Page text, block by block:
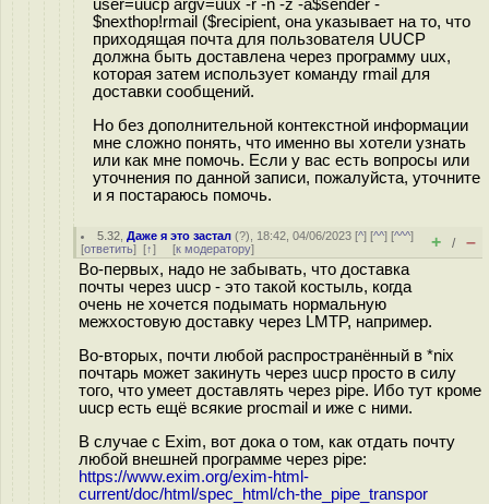
user=uucp argv=uux -r -n -z -a$sender -
$nexthop!rmail ($recipient, она указывает на то, что
приходящая почта для пользователя UUCP
должна быть доставлена через программу uux,
которая затем использует команду rmail для
доставки сообщений.
Но без дополнительной контекстной информации
мне сложно понять, что именно вы хотели узнать
или как мне помочь. Если у вас есть вопросы или
уточнения по данной записи, пожалуйста, уточните
и я постараюсь помочь.
5.32 ,Даже я это застал (?), 18:42, 04/06/2023 [^] [^^] [^^^]
[ответить] [↑] [к модератору] + / –
Во-первых, надо не забывать, что доставка
почты через uucp - это такой костыль, когда
очень не хочется подымать нормальную
межхостовую доставку через LMTP, например.
Во-вторых, почти любой распространённый в *nix
почтарь может закинуть через uucp просто в силу
того, что умеет доставлять через pipe. Ибо тут кроме
uucp есть ещё всякие procmail и иже с ними.
В случае с Exim, вот дока о том, как отдать почту
любой внешней программе через pipe:
https://www.exim.org/exim-html-
current/doc/html/spec_html/ch-the_pipe_transpor